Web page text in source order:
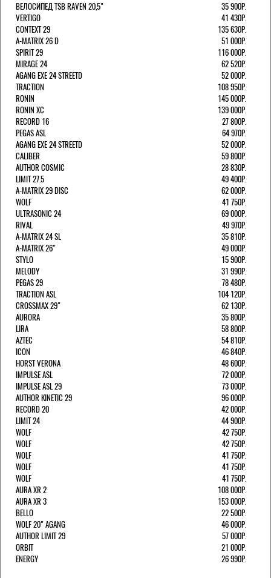
ВЕЛОСИПЕД TSB RAVEN 20,5"
35 900Р.
VERTIGO
41 430Р.
CONTEXT 29
135 630Р.
A-MATRIX 26 D
51 000Р.
SPIRIT 29
116 000Р.
MIRAGE 24
62 520Р.
AGANG EXE 24 STREETD
52 000Р.
TRACTION
108 950Р.
RONIN
145 000Р.
RONIN XC
139 000Р.
RECORD 16
27 800Р.
PEGAS ASL
64 970Р.
AGANG EXE 24 STREETD
52 000Р.
CALIBER
59 800Р.
AUTHOR COSMIC
28 830Р.
LIMIT 27.5
49 400Р.
A-MATRIX 29 DISC
62 000Р.
WOLF
41 750Р.
ULTRASONIC 24
69 000Р.
RIVAL
49 970Р.
A-MATRIX 24 SL
35 810Р.
A-MATRIX 26"
49 000Р.
STYLO
15 900Р.
MELODY
31 990Р.
PEGAS 29
78 480Р.
TRACTION ASL
104 120Р.
CROSSMAX 29"
62 130Р.
AURORA
35 800Р.
LIRA
58 800Р.
AZTEC
54 810Р.
ICON
46 840Р.
HORST VERONA
48 600Р.
IMPULSE ASL
72 000Р.
IMPULSE ASL 29
73 000Р.
AUTHOR KINETIC 29
96 000Р.
RECORD 20
42 000Р.
LIMIT 24
44 900Р.
WOLF
42 750Р.
WOLF
42 750Р.
WOLF
41 750Р.
WOLF
41 750Р.
WOLF
41 750Р.
AURA XR 2
108 000Р.
AURA XR 3
153 000Р.
BELLO
22 500Р.
WOLF 20" AGANG
46 000Р.
AUTHOR LIMIT 29
57 000Р.
ORBIT
21 000Р.
ENERGY
26 990Р.